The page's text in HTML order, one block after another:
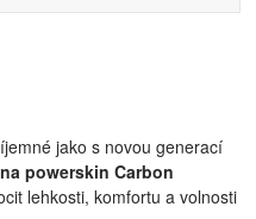
jako s novou generací
powerskin Carbon
lehkosti, komfortu a volnosti